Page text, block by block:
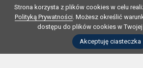
Strona korzysta z plików cookies w celu
Polityką Prywatności. Możesz określić
dostępu do plików cookies w
Akceptuję ciasteczka